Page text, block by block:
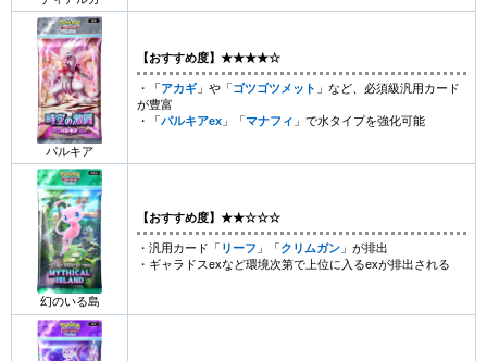
パルキア
【おすすめ度】★★★★☆
・「アカギ」や「ゴツゴツメット 」など、必須級汎用カード
が豊富
・「パルキアex 」「マナフィ 」で水タイプを強化可能
幻のいる島
【おすすめ度】★★☆☆☆
・汎用カード「 リーフ 」「クリムガン 」が排出
・ギャラドスexなど環境次第で上位に入るexが排出される